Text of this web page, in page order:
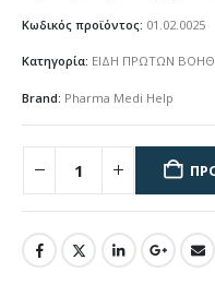
Κωδικός προϊόντος: 01.02.0025
Κατηγορία: ΕΙΔΗ ΠΡΩΤΩΝ
Brand: Pharma Medi Help